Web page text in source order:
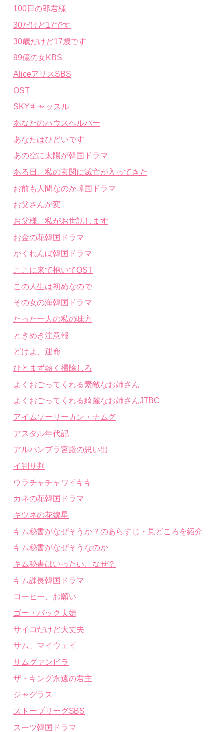
100日の郎君様
30だけど17です
30歳だけど17歳です
99億の女KBS
AliceアリスSBS
OST
SKYキャッスル
あなたのハウスヘルパー
あなたはひどいです
あの空に太陽が韓国ドラマ
ある日、私の玄関に滅亡が入ってきた
お前も人間なのか韓国ドラマ
お父さんが変
お父様、私がお世話します
お金の花韓国ドラマ
かくれんぼ韓国ドラマ
ここに来て抱いてOST
この人生は初めなので
その女の海韓国ドラマ
たった一人の私の味方
ときめき注意報
どけよ、運命
ひとまず熱く掃除しろ
よくおごってくれる素敵なお姉さん
よくおごってくれる綺麗なお姉さんJTBC
アイムソーリーカン・ナムグ
アスダル年代記
アルハンブラ宮殿の思い出
イ判サ判
ウラチャチャワイキキ
カネの花韓国ドラマ
キツネの花嫁星
キム秘書がなぜそうか？のあらすじ・見どころを紹介
キム秘書がなぜそうなのか
キム秘書はいったい、なぜ？
キム課長韓国ドラマ
コーヒー、お願い
ゴー・バック夫婦
サイコだけど大丈夫
サム、マイウェイ
サムグァンビラ
ザ・キング永遠の君主
ジャグラス
ストーブリーグSBS
スーツ韓国ドラマ